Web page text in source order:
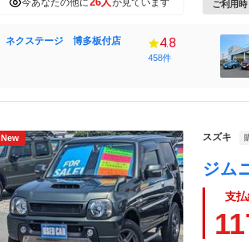
今あなたの他に が見ています
ご利用時
ネクステージ 博多板付店 4.8
458件
New スズキ
支